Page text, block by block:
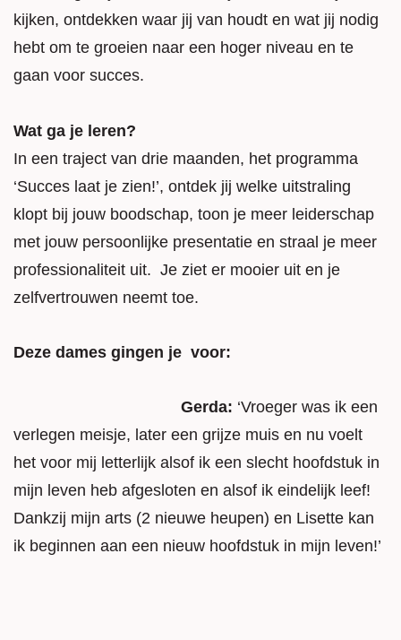
kijken, ontdekken waar jij van houdt en wat jij nodig
hebt om te groeien naar een hoger niveau en te
gaan voor succes.
Wat ga je leren?
In een traject van drie maanden, het programma
‘Succes laat je zien!’, ontdek jij welke uitstraling
klopt bij jouw boodschap, toon je meer leiderschap
met jouw persoonlijke presentatie en straal je meer
professionaliteit uit. Je ziet er mooier uit en je
zelfvertrouwen neemt toe.
Deze dames gingen je voor:
Gerda: ‘Vroeger was ik een
verlegen meisje, later een grijze muis en nu voelt
het voor mij letterlijk alsof ik een slecht hoofdstuk in
mijn leven heb afgesloten en alsof ik eindelijk leef!
Dankzij mijn arts (2 nieuwe heupen) en Lisette kan
ik beginnen aan een nieuw hoofdstuk in mijn leven!’